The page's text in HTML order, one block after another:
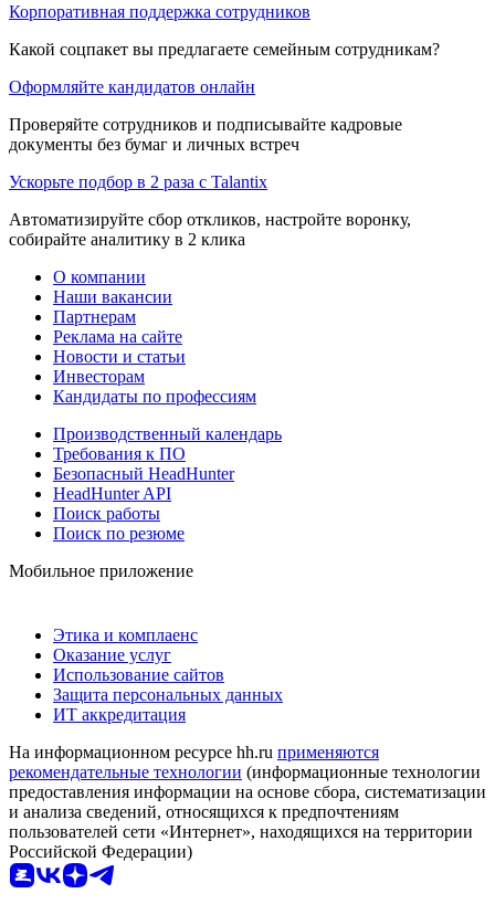
Корпоративная поддержка сотрудников
Какой соцпакет вы предлагаете семейным сотрудникам?
Оформляйте кандидатов онлайн
Проверяйте сотрудников и подписывайте кадровые
документы без бумаг и личных встреч
Ускорьте подбор в 2 раза с Talantix
Автоматизируйте сбор откликов, настройте воронку,
собирайте аналитику в 2 клика
О компании
Наши вакансии
Партнерам
Реклама на сайте
Новости и статьи
Инвесторам
Кандидаты по профессиям
Производственный календарь
Требования к ПО
Безопасный HeadHunter
HeadHunter API
Поиск работы
Поиск по резюме
Мобильное приложение
Этика и комплаенс
Оказание услуг
Использование сайтов
Защита персональных данных
ИТ аккредитация
На информационном ресурсе hh.ru применяются
рекомендательные технологии (информационные технологии
предоставления информации на основе сбора, систематизации
и анализа сведений, относящихся к предпочтениям
пользователей сети «Интернет», находящихся на территории
Российской Федерации)